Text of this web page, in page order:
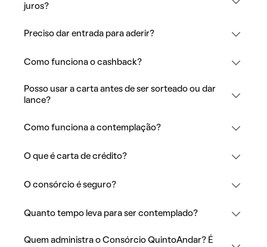
juros?
Preciso dar entrada para aderir?
Como funciona o cashback?
Posso usar a carta antes de ser sorteado ou dar
lance?
Como funciona a contemplação?
O que é carta de crédito?
O consórcio é seguro?
Quanto tempo leva para ser contemplado?
Quem administra o Consórcio QuintoAndar? É